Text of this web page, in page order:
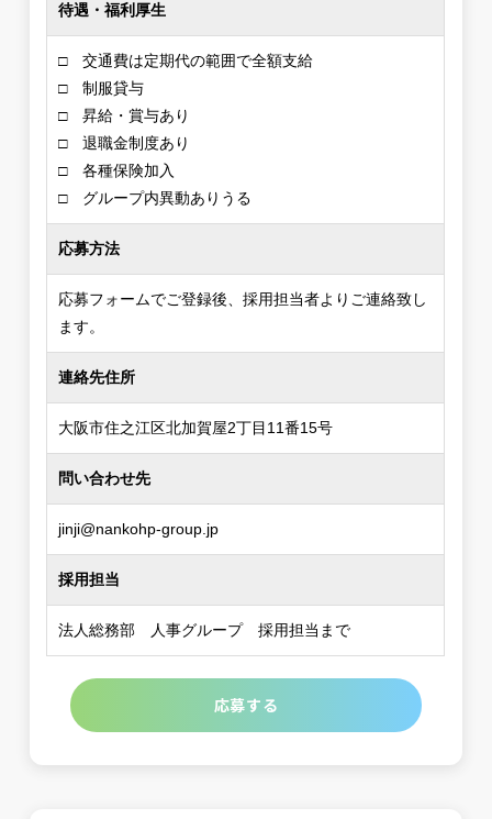
待遇・福利厚生
□ 交通費は定期代の範囲で全額支給
□ 制服貸与
□ 昇給・賞与あり
□ 退職金制度あり
□ 各種保険加入
□ グループ内異動ありうる
応募方法
応募フォームでご登録後、採用担当者よりご連絡致し
ます。
連絡先住所
大阪市住之江区北加賀屋2丁目11番15号
問い合わせ先
jinji@nankohp-group.jp
採用担当
法人総務部 人事グループ 採用担当まで
応募する